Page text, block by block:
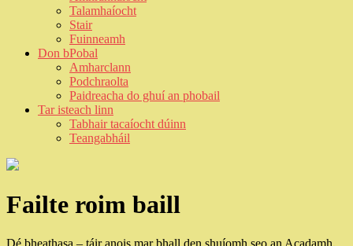
Talamhaíocht
Stair
Fuinneamh
Don bPobal
Amharclann
Podchraolta
Paidreacha do ghuí an phobail
Tar isteach linn
Tabhair tacaíocht dúinn
Teangabháil
Failte roim baill
Dé bheathasa – táir anois mar bhall den shuíomh seo an Acadamh.